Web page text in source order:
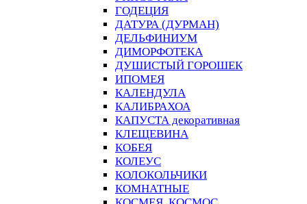
ГОДЕЦИЯ
ДАТУРА (ДУРМАН)
ДЕЛЬФИНИУМ
ДИМОРФОТЕКА
ДУШИСТЫЙ ГОРОШЕК
ИПОМЕЯ
КАЛЕНДУЛА
КАЛИБРАХОА
КАПУСТА декоративная
КЛЕЩЕВИНА
КОБЕЯ
КОЛЕУС
КОЛОКОЛЬЧИКИ
КОМНАТНЫЕ